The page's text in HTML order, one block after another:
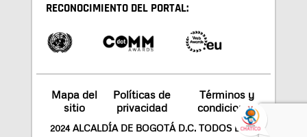
RECONOCIMIENTO DEL PORTAL:
Mapa del
sitio
Políticas de
privacidad
Términos y
condiciones
2024 ALCALDÍA DE BOGOTÁ D.C. TODOS LOS